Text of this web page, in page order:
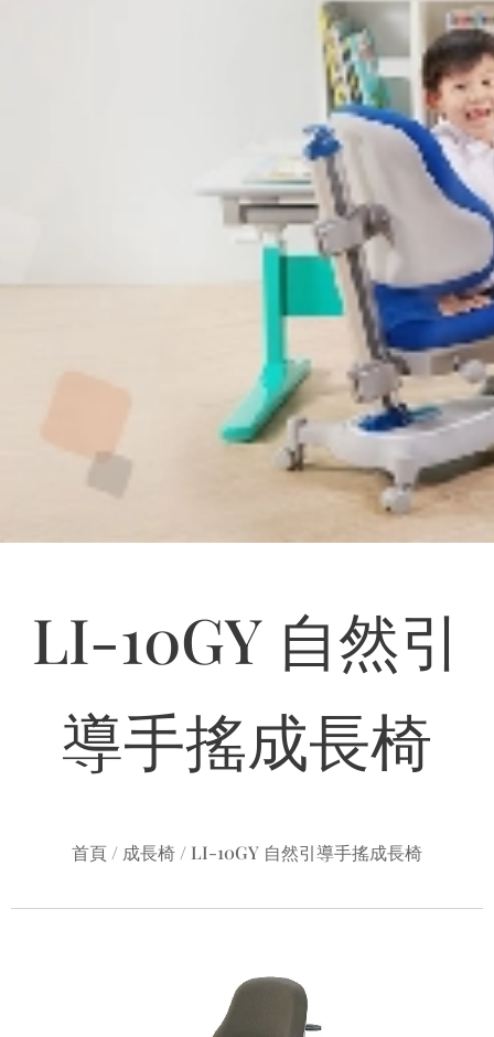
LI-10GY 自然引
導手搖成長椅
首頁 / 成長椅 / LI-10GY 自然引導手搖成長椅